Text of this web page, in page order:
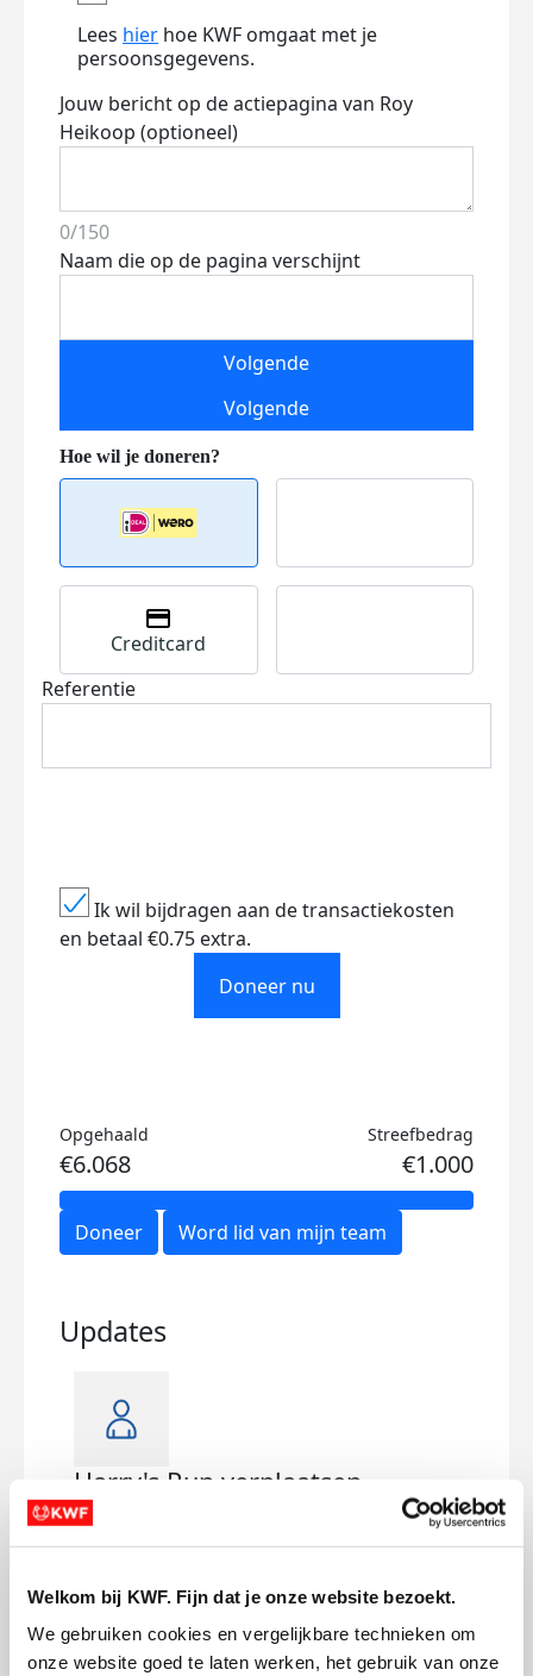
Welkom bij KWF. Fijn dat je onze website bezoekt.
We gebruiken cookies en vergelijkbare technieken om
onze website goed te laten werken, het gebruik van onze
Lees hier hoe KWF omgaat met je
persoonsgegevens.
Jouw bericht op de actiepagina van Roy
Heikoop (optioneel)
0/150
Naam die op de pagina verschijnt
Volgende
Volgende
Creditcard
Referentie
Ik wil bijdragen aan de transactiekosten
en betaal €0.75 extra.
Doneer nu
Opgehaald
€6.068
Streefbedrag
€1.000
Doneer Word lid van mijn team
Updates
Harry's Run verplaatsen
dinsdag 18 augustus 2020